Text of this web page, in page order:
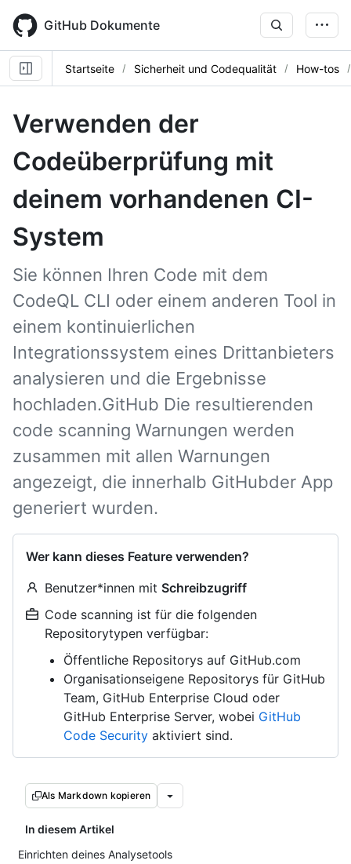
main
content
GitHub Dokumente
Startseite Sicherheit und Codequalität How-tos
Verwenden der
Codeüberprüfung mit
deinem vorhandenen CI-
System
Sie können Ihren Code mit dem
CodeQL CLI oder einem anderen Tool in
einem kontinuierlichen
Integrationssystem eines Drittanbieters
analysieren und die Ergebnisse
hochladen.GitHub Die resultierenden
code scanning Warnungen werden
zusammen mit allen Warnungen
angezeigt, die innerhalb GitHubder App
generiert wurden.
Wer kann dieses Feature verwenden?
Benutzer*innen mit Schreibzugriff
Code scanning ist für die folgenden
Repositorytypen verfügbar:
Öffentliche Repositorys auf GitHub.com
Organisationseigene Repositorys für GitHub
Team, GitHub Enterprise Cloud oder
GitHub Enterprise Server, wobei GitHub
Code Security aktiviert sind.
Als Markdown kopieren
In diesem Artikel
Einrichten deines Analysetools